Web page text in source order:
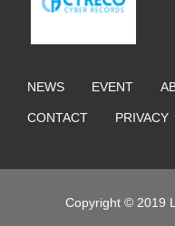
NEWS EVENT
CONTACT PRIVACY
Copyright © 2019